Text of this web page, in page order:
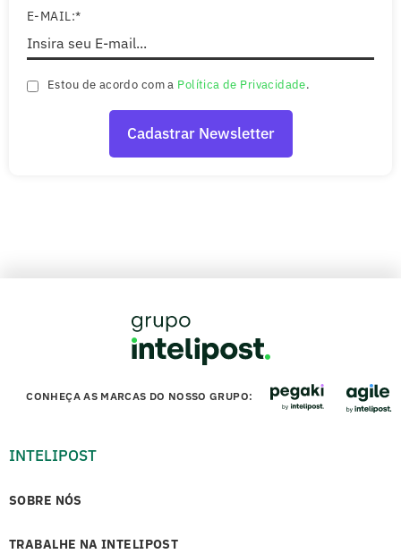
E-MAIL:*
Estou de acordo com a Política de Privacidade.
CONHEÇA AS MARCAS DO NOSSO GRUPO:
INTELIPOST
SOBRE NÓS
TRABALHE NA INTELIPOST